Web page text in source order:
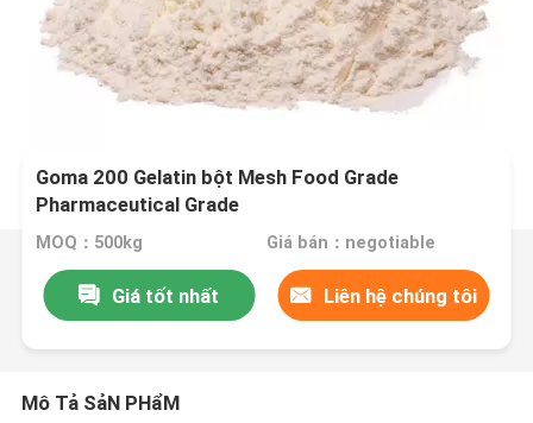
Goma 200 Gelatin bột Mesh Food Grade
Pharmaceutical Grade
MOQ：500kg Giá bán：negotiable
Giá tốt nhất Liên hệ chúng tôi
Mô Tả SảN PHẩM